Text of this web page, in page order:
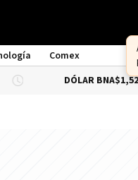
Comex
DÓLAR BNA$1,520.00